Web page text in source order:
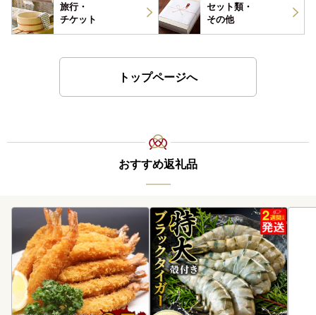
旅行・
チケット
セット類・
その他
トップページへ
おすすめ返礼品